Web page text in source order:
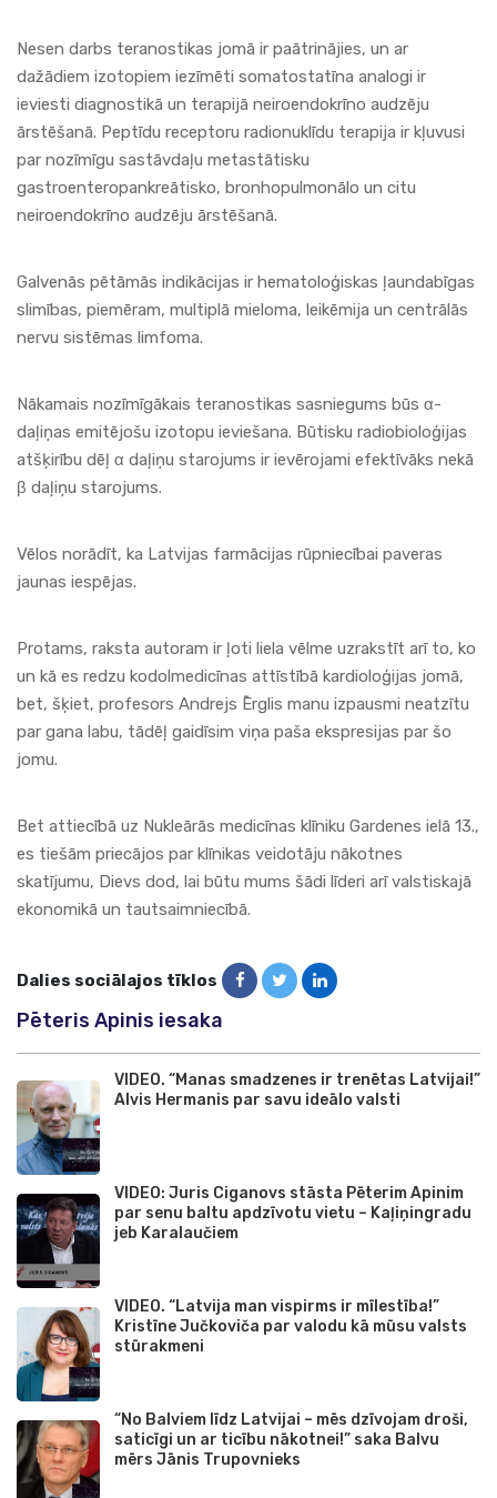
Nesen darbs teranostikas jomā ir paātrinājies, un ar
dažādiem izotopiem iezīmēti somatostatīna analogi ir
ieviesti diagnostikā un terapijā neiroendokrīno audzēju
ārstēšanā. Peptīdu receptoru radionuklīdu terapija ir kļuvusi
par nozīmīgu sastāvdaļu metastātisku
gastroenteropankreātisko, bronhopulmonālo un citu
neiroendokrīno audzēju ārstēšanā.
Galvenās pētāmās indikācijas ir hematoloģiskas ļaundabīgas
slimības, piemēram, multiplā mieloma, leikēmija un centrālās
nervu sistēmas limfoma.
Nākamais nozīmīgākais teranostikas sasniegums būs α-
daļiņas emitējošu izotopu ieviešana. Būtisku radiobioloģijas
atšķirību dēļ α daļiņu starojums ir ievērojami efektīvāks nekā
β daļiņu starojums.
Vēlos norādīt, ka Latvijas farmācijas rūpniecībai paveras
jaunas iespējas.
Protams, raksta autoram ir ļoti liela vēlme uzrakstīt arī to, ko
un kā es redzu kodolmedicīnas attīstībā kardioloģijas jomā,
bet, šķiet, profesors Andrejs Ērglis manu izpausmi neatzītu
par gana labu, tādēļ gaidīsim viņa paša ekspresijas par šo
jomu.
Bet attiecībā uz Nukleārās medicīnas klīniku Gardenes ielā 13.,
es tiešām priecājos par klīnikas veidotāju nākotnes
skatījumu, Dievs dod, lai būtu mums šādi līderi arī valstiskajā
ekonomikā un tautsaimniecībā.
Dalies sociālajos tīklos
Pēteris Apinis iesaka
VIDEO. “Manas smadzenes ir trenētas Latvijai!”
Alvis Hermanis par savu ideālo valsti
VIDEO: Juris Ciganovs stāsta Pēterim Apinim
par senu baltu apdzīvotu vietu – Kaļiņingradu
jeb Karalaučiem
VIDEO. “Latvija man vispirms ir mīlestība!”
Kristīne Jučkoviča par valodu kā mūsu valsts
stūrakmeni
“No Balviem līdz Latvijai – mēs dzīvojam droši,
saticīgi un ar ticību nākotnei!” saka Balvu
mērs Jānis Trupovnieks